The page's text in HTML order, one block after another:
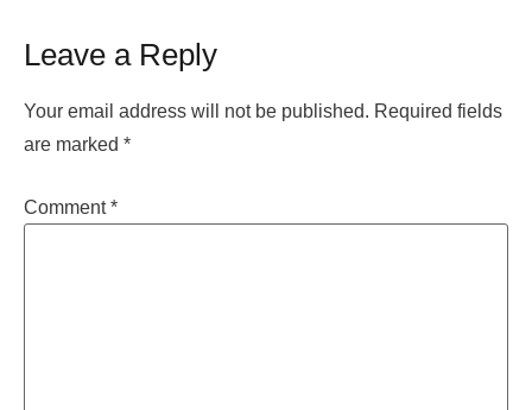
Leave a Reply
Your email address will not be published. Required fields
are marked *
Comment*